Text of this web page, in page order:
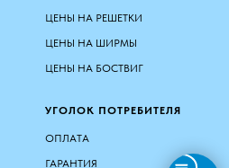
ЦЕНЫ НА РЕШЕТКИ
ЦЕНЫ НА ШИРМЫ
ЦЕНЫ НА БОСТВИГ
УГОЛОК ПОТРЕБИТЕЛЯ
ОПЛАТА
ГАРАНТИЯ